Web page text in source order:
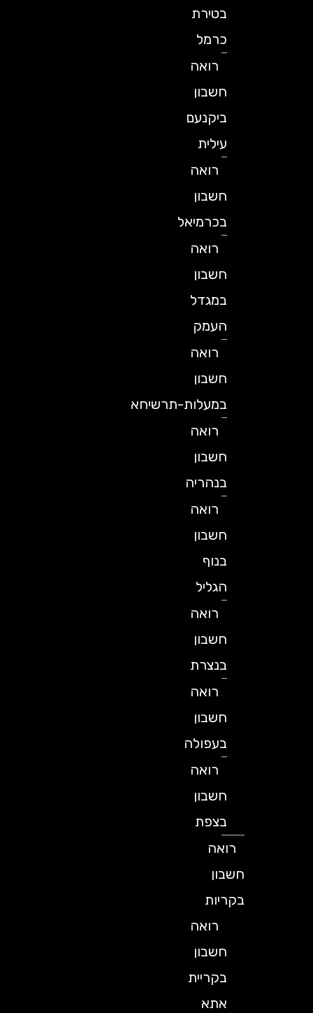
בטירת
כרמל
רואה
חשבון
ביקנעם
עילית
רואה
חשבון
בכרמיאל
רואה
חשבון
במגדל
העמק
רואה
חשבון
במעלות-תרשיחא
רואה
חשבון
בנהריה
רואה
חשבון
הגליל
רואה
חשבון
בנצרת
רואה
חשבון
בעפולה
רואה
חשבון
בצפת
רואה
חשבון
בקריות
רואה
חשבון
בקריית
אתא